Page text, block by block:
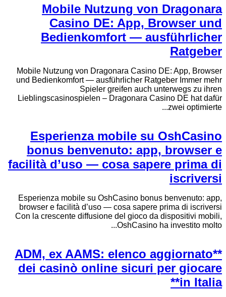
Mobile Nutzung von Dragonara
Casino DE: App, Browser und
Bedienkomfort — ausführlicher
Ratgeber
Mobile Nutzung von Dragonara Casino DE: App, Browser
und Bedienkomfort — ausführlicher Ratgeber Immer mehr
Spieler greifen auch unterwegs zu ihren
Lieblingscasinospielen – Dragonara Casino DE hat dafür
zwei optimierte...
Esperienza mobile su OshCasino
bonus benvenuto: app, browser e
facilità d’uso — cosa sapere prima di
iscriversi
Esperienza mobile su OshCasino bonus benvenuto: app,
browser e facilità d’uso — cosa sapere prima di iscriversi
Con la crescente diffusione del gioco da dispositivi mobili,
OshCasino ha investito molto...
**ADM, ex AAMS: elenco aggiornato
dei casinò online sicuri per giocare
in Italia**